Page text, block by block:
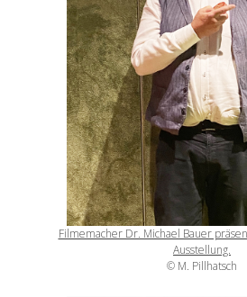
Filmemacher Dr. Michael Bauer
Ausstellung.
© M. Pillhatsch